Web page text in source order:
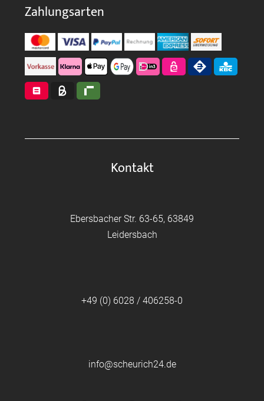
Zahlungsarten
Kontakt
Ebersbacher Str. 63-65, 63849
Leidersbach
+49 (0) 6028 / 406258-0
info@scheurich24.de